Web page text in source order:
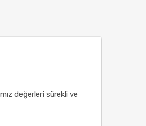
değerleri sürekli ve